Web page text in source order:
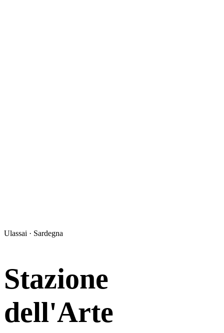
Ulassai · Sardegna
Stazione
dell'Arte